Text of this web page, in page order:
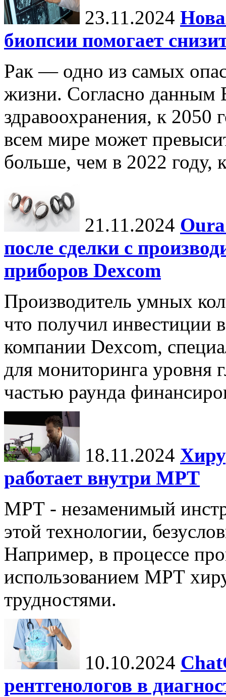
23.11.2024
биопсии помогает
Рак — одно из самых
жизни. Согласно данным
здравоохранения, к 2050
всем мире может
больше, чем в 2022 году,
21.11.2024
после сделки с
приборов Dexcom
Производитель умных
что получил инвестиции
компании Dexcom,
для мониторинга уровня
частью раунда
18.11.2024
работает внутри МРТ
МРТ - незаменимый
этой технологии,
Например, в процессе
использованием МРТ
трудностями.
10.10.2024
рентгенологов в